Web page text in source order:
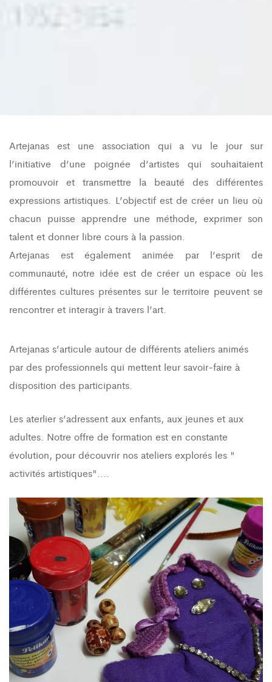
Artejanas est une association qui a vu le jour sur
l’initiative d’une poignée d’artistes qui souhaitaient
promouvoir et transmettre la beauté des différentes
expressions artistiques. L’objectif est de créer un lieu où
chacun puisse apprendre une méthode, exprimer son
talent et donner libre cours à la passion.
Artejanas est également animée par l’esprit de
communauté, notre idée est de créer un espace où les
différentes cultures présentes sur le territoire peuvent se
rencontrer et interagir à travers l’art.
Artejanas s’articule autour de différents ateliers animés
par des professionnels qui mettent leur savoir-faire à
disposition des participants.
Les aterlier s’adressent aux enfants, aux jeunes et aux
adultes. Notre offre de formation est en constante
évolution, pour découvrir nos ateliers explorés les "
activités artistiques"....